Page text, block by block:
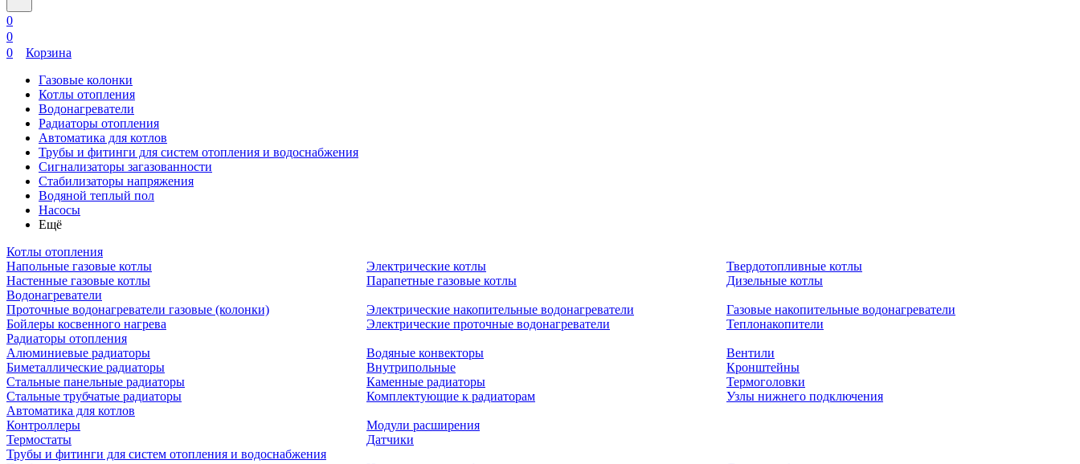
0
0
0
Корзина
Газовые колонки
Котлы отопления
Водонагреватели
Радиаторы отопления
Автоматика для котлов
Трубы и фитинги для систем отопления и водоснабжения
Сигнализаторы загазованности
Стабилизаторы напряжения
Водяной теплый пол
Насосы
Ещё
Котлы отопления
Напольные газовые котлы
Настенные газовые котлы
Электрические котлы
Парапетные газовые котлы
Твердотопливные котлы
Дизельные котлы
Водонагреватели
Проточные водонагреватели газовые (колонки)
Бойлеры косвенного нагрева
Электрические накопительные водонагреватели
Электрические проточные водонагреватели
Газовые накопительные водонагреватели
Теплонакопители
Радиаторы отопления
Алюминиевые радиаторы
Биметаллические радиаторы
Стальные панельные радиаторы
Стальные трубчатые радиаторы
Водяные конвекторы
Внутрипольные
Каменные радиаторы
Комплектующие к радиаторам
Вентили
Кронштейны
Термоголовки
Узлы нижнего подключения
Автоматика для котлов
Контроллеры
Термостаты
Модули расширения
Датчики
Трубы и фитинги для систем отопления и водоснабжения